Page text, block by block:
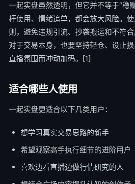
一起实盘虽然透明，但它并不等于“稳
杆使用、情绪追单，都会放大风险。
则，避免违规引流、抄袭搬运和不符合
对于交易本身，也要坚持轻仓、设止
直播氛围而冲动加码。[1]
适合哪些人使用
一起实盘更适合以下几类用户：
想学习真实交易思路的新手
希望观察高手执行细节的进阶用户
喜欢边看直播边做行情研究的人